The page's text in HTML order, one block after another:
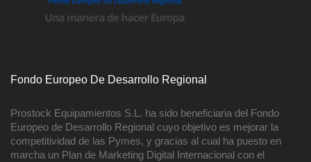
Fondo Europeo De Desarrollo Regional
Prostock Equipamientos S.L. ha sido beneficiaria del Fondo
Europeo de Desarrollo Regional cuyo objetivo es mejorar la
competitividad de las Pymes, y gracias al cual ha puesto en
marcha un Plan de Marketing Digital Internacional con el